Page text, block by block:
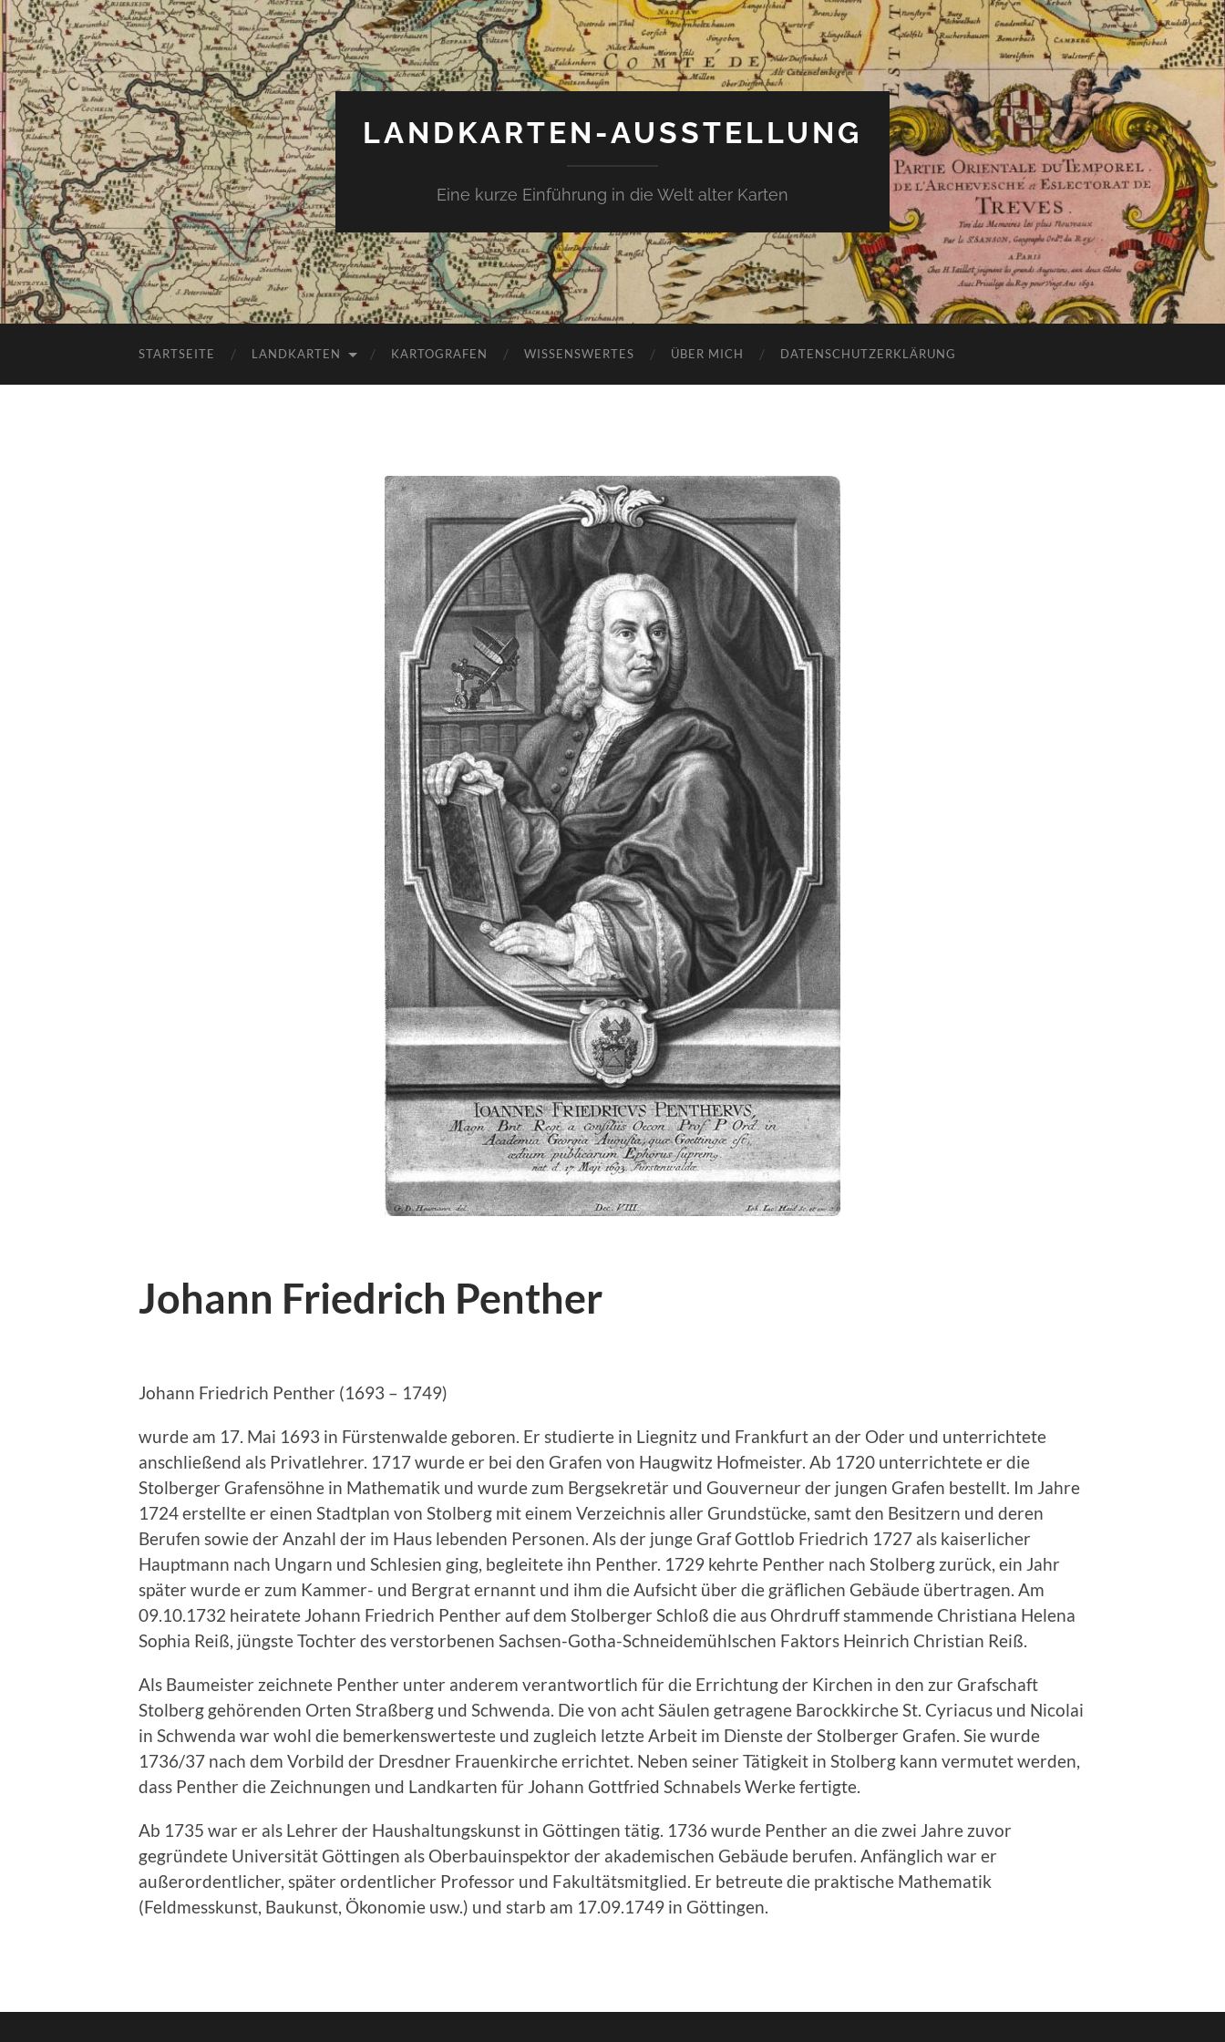
LANDKARTEN-AUSSTELLUNG
Eine kurze Einführung in die Welt alter Karten
STARTSEITE LANDKARTEN KARTOGRAFEN WISSENSWERTES ÜBER MICH DATENSCHUTZERKLÄRUNG
Johann Friedrich Penther
Johann Friedrich Penther (1693 – 1749)
wurde am 17. Mai 1693 in Fürstenwalde geboren. Er studierte in Liegnitz und Frankfurt an der Oder und unterrichtete
anschließend als Privatlehrer. 1717 wurde er bei den Grafen von Haugwitz Hofmeister. Ab 1720 unterrichtete er die
Stolberger Grafensöhne in Mathematik und wurde zum Bergsekretär und Gouverneur der jungen Grafen bestellt. Im Jahre
1724 erstellte er einen Stadtplan von Stolberg mit einem Verzeichnis aller Grundstücke, samt den Besitzern und deren
Berufen sowie der Anzahl der im Haus lebenden Personen. Als der junge Graf Gottlob Friedrich 1727 als kaiserlicher
Hauptmann nach Ungarn und Schlesien ging, begleitete ihn Penther. 1729 kehrte Penther nach Stolberg zurück, ein Jahr
später wurde er zum Kammer- und Bergrat ernannt und ihm die Aufsicht über die gräflichen Gebäude übertragen. Am
09.10.1732 heiratete Johann Friedrich Penther auf dem Stolberger Schloß die aus Ohrdruff stammende Christiana Helena
Sophia Reiß, jüngste Tochter des verstorbenen Sachsen-Gotha-Schneidemühlschen Faktors Heinrich Christian Reiß.
Als Baumeister zeichnete Penther unter anderem verantwortlich für die Errichtung der Kirchen in den zur Grafschaft
Stolberg gehörenden Orten Straßberg und Schwenda. Die von acht Säulen getragene Barockkirche St. Cyriacus und Nicolai
in Schwenda war wohl die bemerkenswerteste und zugleich letzte Arbeit im Dienste der Stolberger Grafen. Sie wurde
1736/37 nach dem Vorbild der Dresdner Frauenkirche errichtet. Neben seiner Tätigkeit in Stolberg kann vermutet werden,
dass Penther die Zeichnungen und Landkarten für Johann Gottfried Schnabels Werke fertigte.
Ab 1735 war er als Lehrer der Haushaltungskunst in Göttingen tätig. 1736 wurde Penther an die zwei Jahre zuvor
gegründete Universität Göttingen als Oberbauinspektor der akademischen Gebäude berufen. Anfänglich war er
außerordentlicher, später ordentlicher Professor und Fakultätsmitglied. Er betreute die praktische Mathematik
(Feldmesskunst, Baukunst, Ökonomie usw.) und starb am 17.09.1749 in Göttingen.